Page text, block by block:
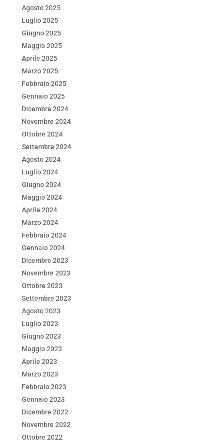
Agosto 2025
Luglio 2025
Giugno 2025
Maggio 2025
Aprile 2025
Marzo 2025
Febbraio 2025
Gennaio 2025
Dicembre 2024
Novembre 2024
Ottobre 2024
Settembre 2024
Agosto 2024
Luglio 2024
Giugno 2024
Maggio 2024
Aprile 2024
Marzo 2024
Febbraio 2024
Gennaio 2024
Dicembre 2023
Novembre 2023
Ottobre 2023
Settembre 2023
Agosto 2023
Luglio 2023
Giugno 2023
Maggio 2023
Aprile 2023
Marzo 2023
Febbraio 2023
Gennaio 2023
Dicembre 2022
Novembre 2022
Ottobre 2022